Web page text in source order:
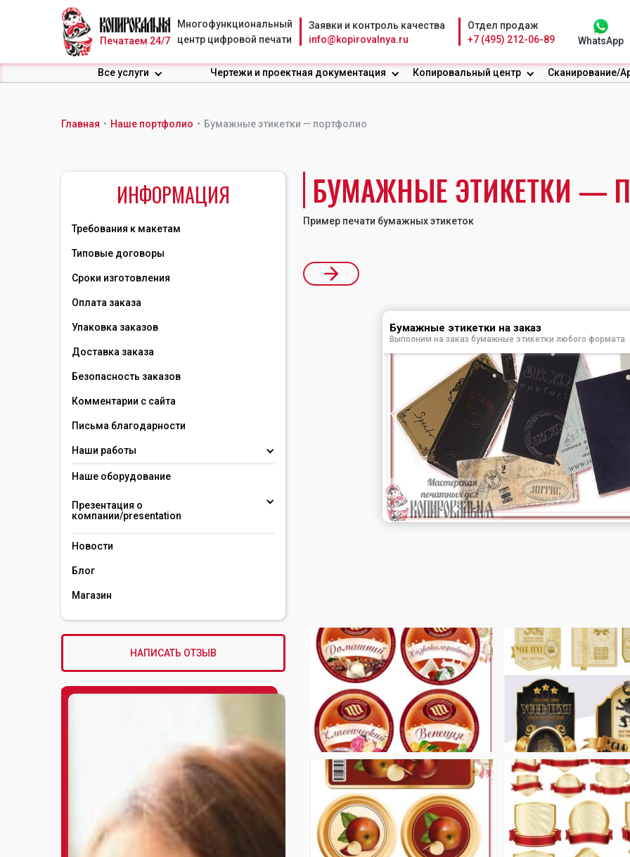
Печатаем 24/7
Многофункциональный
центр цифровой печати
Заявки и контроль качества
info@kopirovalnya.ru
Отдел продаж
+7 (495) 212-06-89
WhatsApp
Все услуги Чертежи и проектная документация Копировальный центр Сканирование/
Главная • Наше портфолио • Бумажные этикетки — портфолио
ИНФОРМАЦИЯ
Требования к макетам
Типовые договоры
Сроки изготовления
Оплата заказа
Упаковка заказов
Доставка заказа
Безопасность заказов
Комментарии с сайта
Письма благодарности
Наши работы
Наше оборудование
Презентация о
компании/presentation
Новости
Блог
Магазин
НАПИСАТЬ ОТЗЫВ
БУМАЖНЫЕ ЭТИКЕТКИ —
Пример печати бумажных этикеток
Бумажные этикетки на заказ
Выполним на заказ бумажные этикетки любого формата